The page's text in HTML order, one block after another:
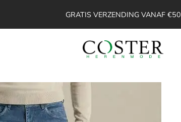
GRATIS VERZENDING VANAF €50